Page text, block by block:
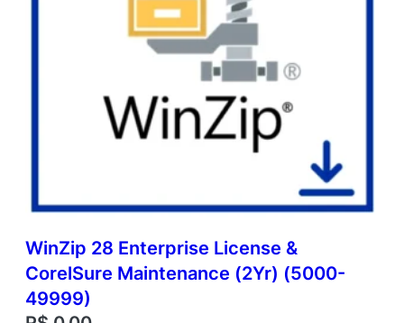
WinZip 28 Enterprise License &
CorelSure Maintenance (2Yr) (5000-
49999)